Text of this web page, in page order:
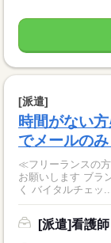
[派遣]
時間がない
でメールの
≪フリーランスの
お願いします ブラ
く バイタルチェッ...
[派遣]看護